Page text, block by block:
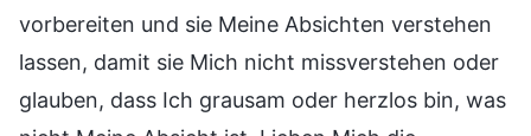
vorbereiten und sie Meine Absichten verstehen
lassen, damit sie Mich nicht missverstehen oder
glauben, dass Ich grausam oder herzlos bin, was